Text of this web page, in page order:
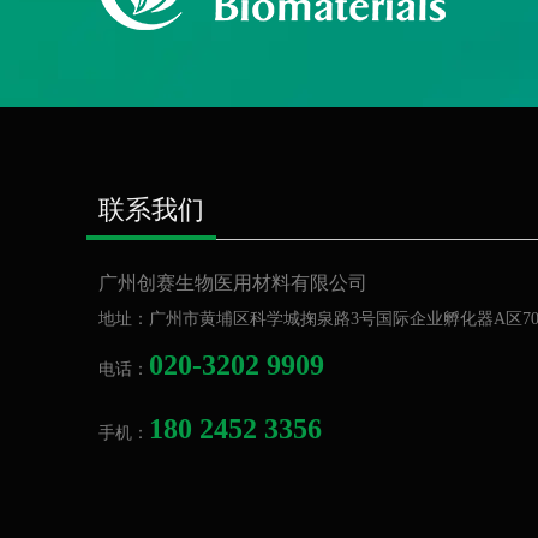
联系我们
广州创赛生物医用材料有限公司
地址： 广州市黄埔区科学城掬泉路3号国际企业孵化器A区
电话： 020-3202 9909
手机： 180 2452 3356